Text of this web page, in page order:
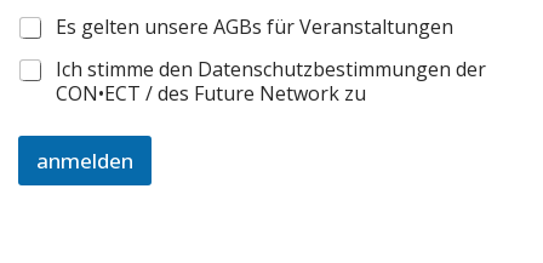
Es gelten unsere AGBs für Veranstaltungen
Ich stimme den Datenschutzbestimmungen der
CON•ECT / des Future Network zu
anmelden